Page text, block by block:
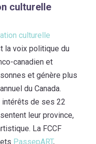
culturelle
culturelle
la voix politique du
canadien et
et génère plus
du Canada.
intérêts de ses 22
leur province,
La FCCF
PassepART,